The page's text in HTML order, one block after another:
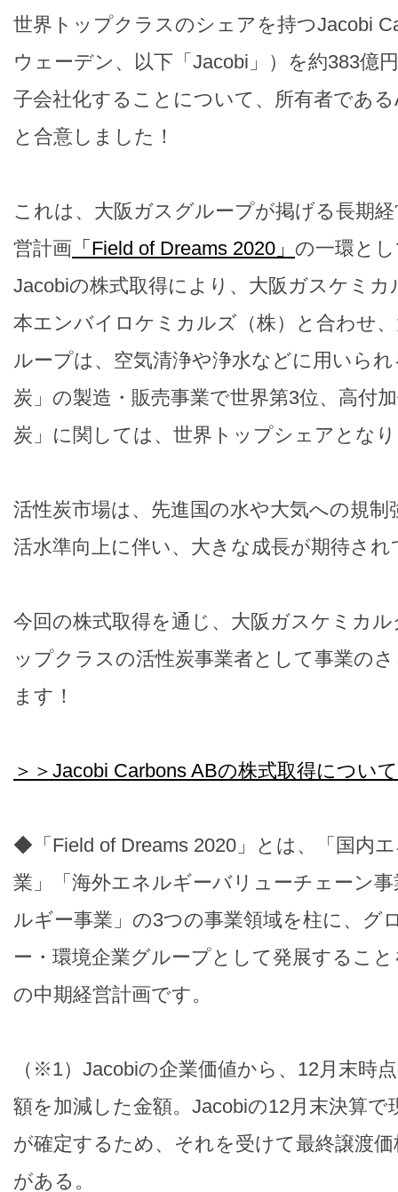
世界トップクラスのシェアを持つJacobi
ウェーデン、以下「Jacobi」）を約383億
子会社化することについて、所有者であ
と合意しました！
これは、大阪ガスグループが掲げる長期
営計画 「Field of Dreams 2020」 の一環と
Jacobiの株式取得により、大阪ガスケミ
本エンバイロケミカルズ（株）と合わせ
ループは、空気清浄や浄水などに用いら
炭」の製造・販売事業で世界第3位、高付
炭」に関しては、世界トップシェアとな
活性炭市場は、先進国の水や大気への規制
活水準向上に伴い、大きな成長が期待さ
今回の株式取得を通じ、大阪ガスケミカ
ップクラスの活性炭事業者として事業の
ます！
＞＞Jacobi Carbons ABの株式取得につい
◆「Field of Dreams 2020」とは、「国内
業」「海外エネルギーバリューチェーン
ルギー事業」の3つの事業領域を柱に、グ
ー・環境企業グループとして発展するこ
の中期経営計画です。
（※1）Jacobiの企業価値から、12月末時
額を加減した金額。Jacobiの12月末決算で
が確定するため、それを受けて最終譲渡
がある。